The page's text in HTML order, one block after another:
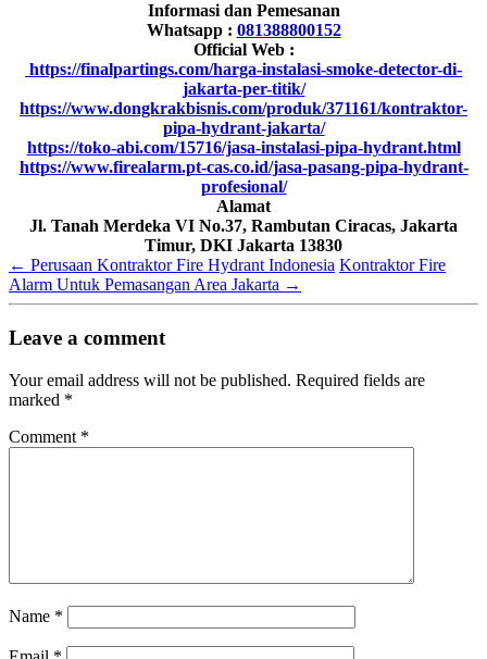
Informasi dan Pemesanan
Whatsapp : 081388800152
Official Web :
https://finalpartings.com/harga-instalasi-smoke-detector-di-
jakarta-per-titik/
https://www.dongkrakbisnis.com/produk/371161/kontraktor-
pipa-hydrant-jakarta/
https://toko-abi.com/15716/jasa-instalasi-pipa-hydrant.html
https://www.firealarm.pt-cas.co.id/jasa-pasang-pipa-hydrant-
profesional/
Alamat
Jl. Tanah Merdeka VI No.37, Rambutan Ciracas, Jakarta
Timur, DKI Jakarta 13830
← Perusaan Kontraktor Fire Hydrant Indonesia Kontraktor Fire
Alarm Untuk Pemasangan Area Jakarta →
Leave a comment
Your email address will not be published. Required fields are
marked *
Comment *
Name *